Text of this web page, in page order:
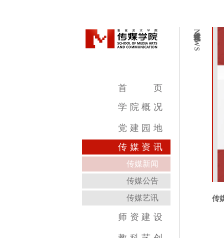
首
页
学 院 概 况
学院简介
学院领导
机构设置
教学设施
专业介绍
党 建 园 地
传 媒 资 讯
传媒新闻
传媒公告
传媒艺讯
师 资 建 设
广播电视编导专业
动画专业
数字媒体艺术专业
录音艺术专业
摄影专业
广告学专业
影视摄影与制作专业
基础部
NEWS
传